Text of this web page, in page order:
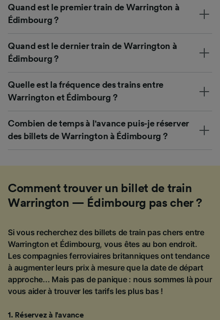
Quand est le premier train de Warrington à
Édimbourg ?
Quand est le dernier train de Warrington à
Édimbourg ?
Quelle est la fréquence des trains entre
Warrington et Édimbourg ?
Combien de temps à l'avance puis-je réserver
des billets de Warrington à Édimbourg ?
Comment trouver un billet de train
Warrington — Édimbourg pas cher ?
Si vous recherchez des billets de train pas chers entre
Warrington et Édimbourg, vous êtes au bon endroit.
Les compagnies ferroviaires britanniques ont tendance
à augmenter leurs prix à mesure que la date de départ
approche... Mais pas de panique : nous sommes là pour
vous aider à trouver les tarifs les plus bas !
1 . Réservez à l'avance